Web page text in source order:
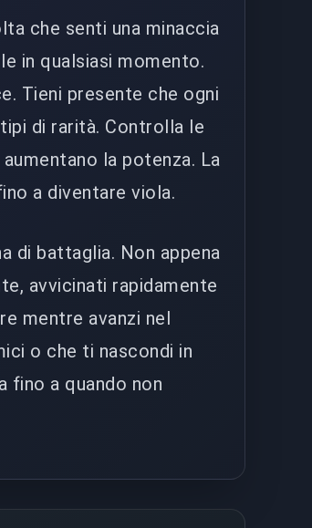
che senti una minaccia
in qualsiasi momento.
Tieni presente che ogni
di rarità. Controlla le
la potenza. La
a diventare viola.
di battaglia. Non appena
avvicinati rapidamente
mentre avanzi nel
o che ti nascondi in
fino a quando non